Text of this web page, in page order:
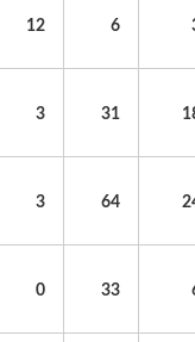
12 6
3 31
3 64
0 33